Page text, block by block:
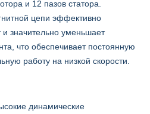
и 12 пазов статора.
цепи эффективно
значительно уменьшает
что обеспечивает постоянную
работу на низкой скорости.
динамические